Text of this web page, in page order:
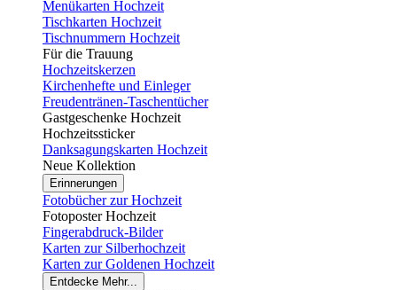
Menükarten Hochzeit
Tischkarten Hochzeit
Tischnummern Hochzeit
Für die Trauung
Hochzeitskerzen
Kirchenhefte und Einleger
Freudentränen-Taschentücher
Gastgeschenke Hochzeit
Hochzeitssticker
Danksagungskarten Hochzeit
Neue Kollektion
Erinnerungen
Fotobücher zur Hochzeit
Fotoposter Hochzeit
Fingerabdruck-Bilder
Karten zur Silberhochzeit
Karten zur Goldenen Hochzeit
Entdecke Mehr...